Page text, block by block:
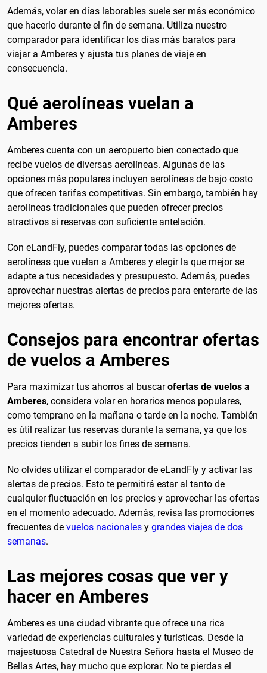
Además, volar en días laborables suele ser más económico
que hacerlo durante el fin de semana. Utiliza nuestro
comparador para identificar los días más baratos para
viajar a Amberes y ajusta tus planes de viaje en
consecuencia.
Qué aerolíneas vuelan a
Amberes
Amberes cuenta con un aeropuerto bien conectado que
recibe vuelos de diversas aerolíneas. Algunas de las
opciones más populares incluyen aerolíneas de bajo costo
que ofrecen tarifas competitivas. Sin embargo, también hay
aerolíneas tradicionales que pueden ofrecer precios
atractivos si reservas con suficiente antelación.
Con eLandFly, puedes comparar todas las opciones de
aerolíneas que vuelan a Amberes y elegir la que mejor se
adapte a tus necesidades y presupuesto. Además, puedes
aprovechar nuestras alertas de precios para enterarte de las
mejores ofertas.
Consejos para encontrar ofertas
de vuelos a Amberes
Para maximizar tus ahorros al buscarofertas de vuelos a
Amberes, considera volar en horarios menos populares,
como temprano en la mañana o tarde en la noche. También
es útil realizar tus reservas durante la semana, ya que los
precios tienden a subir los fines de semana.
No olvides utilizar el comparador de eLandFly y activar las
alertas de precios. Esto te permitirá estar al tanto de
cualquier fluctuación en los precios y aprovechar las ofertas
en el momento adecuado. Además, revisa las promociones
frecuentes de vuelos nacionales y grandes viajes de dos
semanas.
Las mejores cosas que ver y
hacer en Amberes
Amberes es una ciudad vibrante que ofrece una rica
variedad de experiencias culturales y turísticas. Desde la
majestuosa Catedral de Nuestra Señora hasta el Museo de
Bellas Artes, hay mucho que explorar. No te pierdas el